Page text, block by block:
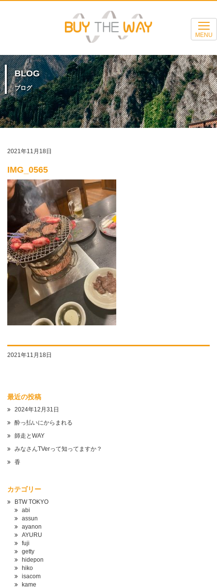
MENU
BLOG
ブログ
2021年11月18日
IMG_0565
2021年11月18日
最近の投稿
2024年12月31日
酔っ払いにからまれる
師走とWAY
みなさんTVerって知ってますか？
香
カテゴリー
BTW TOKYO
abi
assun
ayanon
AYURU
fuji
getty
hidepon
hiko
isacom
kame